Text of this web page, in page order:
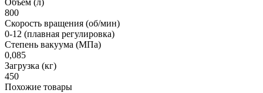
Объем (л)
800
Скорость вращения (об/мин)
0-12 (плавная регулировка)
Степень вакуума (МПа)
0,085
Загрузка (кг)
450
Похожие товары